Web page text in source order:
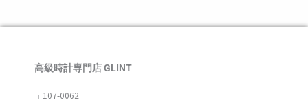
高級時計専門店 GLINT
〒107-0062